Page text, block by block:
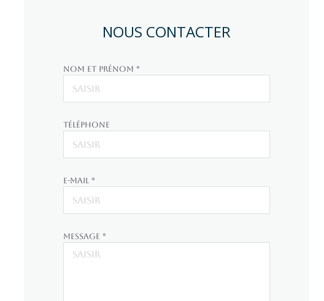
NOUS CONTACTER
Nom et prénom *
Téléphone
E-mail *
Message *